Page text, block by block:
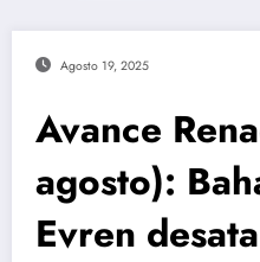
Agosto 19, 2025
Avance
agosto):
Evren